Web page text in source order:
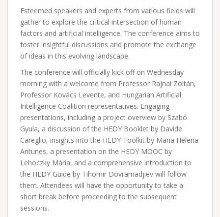
Esteemed speakers and experts from various fields will
gather to explore the critical intersection of human
factors and artificial intelligence. The conference aims to
foster insightful discussions and promote the exchange
of ideas in this evolving landscape.
The conference will officially kick off on Wednesday
morning with a welcome from Professor Rajnai Zoltán,
Professor Kovács Levente, and Hungarian Artificial
Intelligence Coalition representatives. Engaging
presentations, including a project overview by Szabó
Gyula, a discussion of the HEDY Booklet by Davide
Careglio, insights into the HEDY Toolkit by Maria Helena
Antunes, a presentation on the HEDY MOOC by
Lehoczky Mária, and a comprehensive introduction to
the HEDY Guide by Tihomir Dovramadjiev will follow
them. Attendees will have the opportunity to take a
short break before proceeding to the subsequent
sessions.